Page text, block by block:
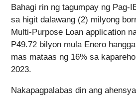
Bahagi rin ng tagumpay ng Pag-
sa higit dalawang (2) milyong
Multi-Purpose Loan application
P49.72 bilyon mula Enero
mas mataas ng 16% sa
2023.
Nakapagpalabas din ang